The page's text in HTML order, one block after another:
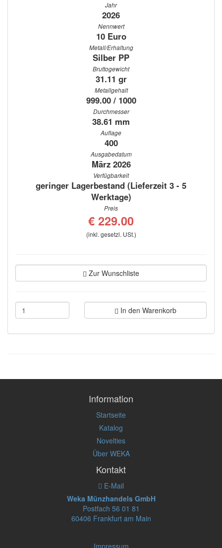
Jahr
2026
Nennwert
10 Euro
Metall/Erhaltung
Silber PP
Bruttogewicht
31.11 gr
Metallgehalt
999.00 / 1000
Durchmesser
38.61 mm
Auflage
400
Ausgabedatum
März 2026
Verfügbarkeit
geringer Lagerbestand (Lieferzeit 3 - 5
Werktage)
Preis
€ 229.00
(inkl. gesetzl. USt.)
Zur Wunschliste
In den Warenkorb
Information
Startseite
Katalog
Novelties
Über WEKA
Kontakt
E-Mail
Weka Münzhandels GmbH
Postfach 56 01 81
60406 Frankfurt am Main
Impressum